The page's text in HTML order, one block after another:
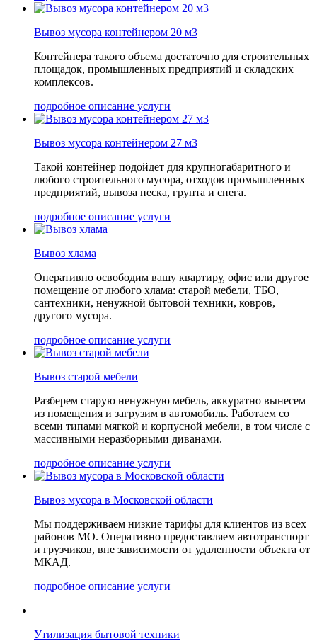
Вывоз мусора контейнером 20 м3
Контейнера такого объема достаточно для строительных
площадок, промышленных предприятий и складских
комплексов.
подробное описание услуги
Вывоз мусора контейнером 27 м3
Такой контейнер подойдет для крупногабаритного и
любого строительного мусора, отходов промышленных
предприятий, вывоза песка, грунта и снега.
подробное описание услуги
Вывоз хлама
Оперативно освободим вашу квартиру, офис или другое
помещение от любого хлама: старой мебели, ТБО,
сантехники, ненужной бытовой техники, ковров,
другого мусора.
подробное описание услуги
Вывоз старой мебели
Разберем старую ненужную мебель, аккуратно вынесем
из помещения и загрузим в автомобиль. Работаем со
всеми типами мягкой и корпусной мебели, в том числе с
массивными неразборными диванами.
подробное описание услуги
Вывоз мусора в Московской области
Мы поддерживаем низкие тарифы для клиентов из всех
районов МО. Оперативно предоставляем автотранспорт
и грузчиков, вне зависимости от удаленности объекта от
МКАД.
подробное описание услуги
Утилизация бытовой техники